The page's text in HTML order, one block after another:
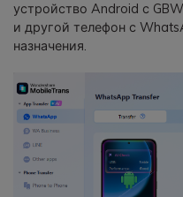
устройство Android с
и другой телефон с
назначения.